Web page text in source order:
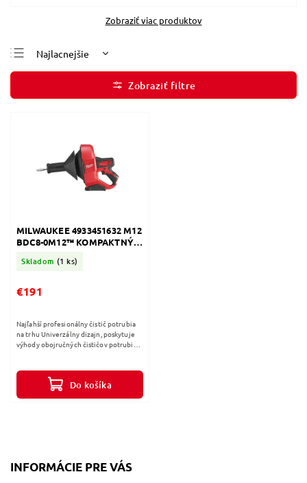
Zobraziť viac produktov
Najlacnejšie
Najdrahšie
Najpredávanejšie
MILWAUKEE 4933451632 M12
BDC8-0M12™ KOMPAKTNÝ
ŠPIRÁLOU S PRIEMEROM 8
Skladom (1 ks)
€191
Do košíka
Najľahší profesionálny čistič potrubia
na trhu Univerzálny dizajn, poskytuje
výhody obojručných čističov potrubia a
INFORMÁCIE PRE VÁS